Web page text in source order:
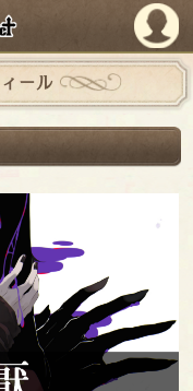
PandoraPartyProject
ール